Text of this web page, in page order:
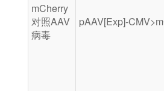
mCherry
对照AAV
病毒
pAAV[Exp]-